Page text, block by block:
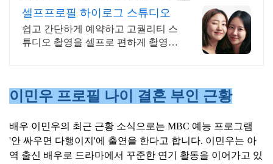
셀프프로필 하이로그 스튜디오
쉽고 간단하게 예약하고 고퀄리티 스
튜디오 촬영을 셀프로 편하게 촬영하
이민우 프로필 나이 결혼 부인 근황
배우 이민우의 최근 근황 소식으로는 MBC 예능 프로그램
'안 싸우면 다행이지'에 출연을 한다고 합니다. 이민우는 아
역 출신 배우로 드라마에서 꾸준한 연기 활동을 이어가고 있